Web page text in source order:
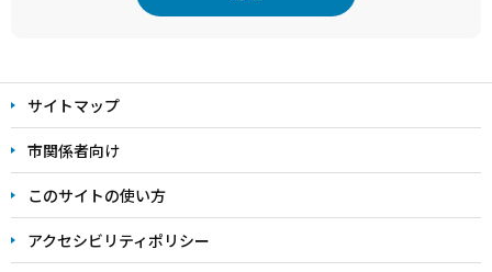
文
こ
こ
ま
で
サイトマップ
市関係者向け
このサイトの使い方
アクセシビリティポリシー